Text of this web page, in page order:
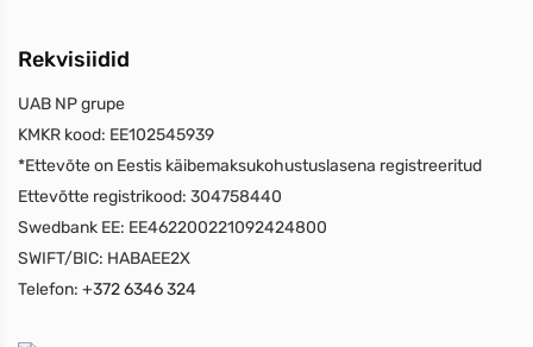
Rekvisiidid
UAB NP grupe
KMKR kood: EE102545939
*Ettevõte on Eestis käibemaksukohustuslasena registreeritud
Ettevõtte registrikood: 304758440
Swedbank EE: EE462200221092424800
SWIFT/BIC: HABAEE2X
Telefon: +372 6346 324